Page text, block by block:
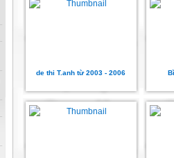
de thi T.anh từ 2003 - 2006